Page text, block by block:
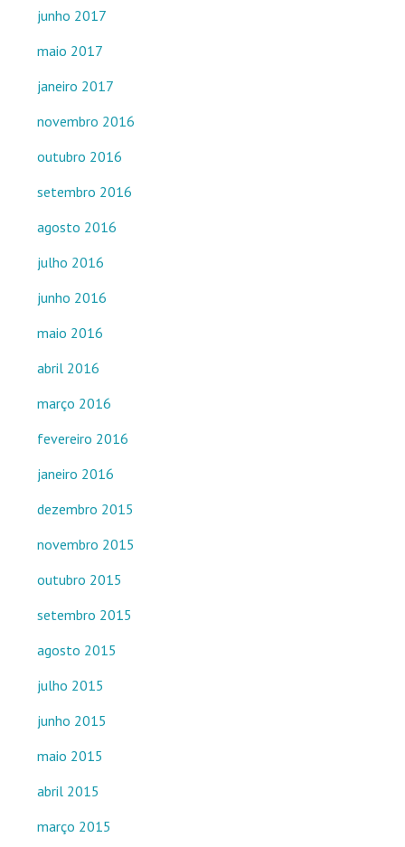
junho 2017
maio 2017
janeiro 2017
novembro 2016
outubro 2016
setembro 2016
agosto 2016
julho 2016
junho 2016
maio 2016
abril 2016
março 2016
fevereiro 2016
janeiro 2016
dezembro 2015
novembro 2015
outubro 2015
setembro 2015
agosto 2015
julho 2015
junho 2015
maio 2015
abril 2015
março 2015